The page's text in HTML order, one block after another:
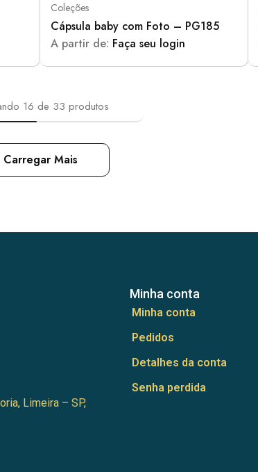
Coleções
Cápsula baby com Foto – PG185
A partir de: Faça seu login
16 de 33 produtos
Carregar Mais
Limeira – SP,
Minha conta
Minha conta
Pedidos
Detalhes da conta
Senha perdida